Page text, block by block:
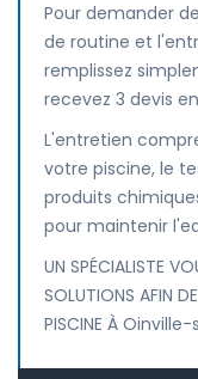
Pour demander
de routine et
remplissez
recevez 3 devis
L'entretien
votre piscine, le
produits
pour maintenir
UN SPÉCIALISTE
SOLUTIONS AFIN
PISCINE À